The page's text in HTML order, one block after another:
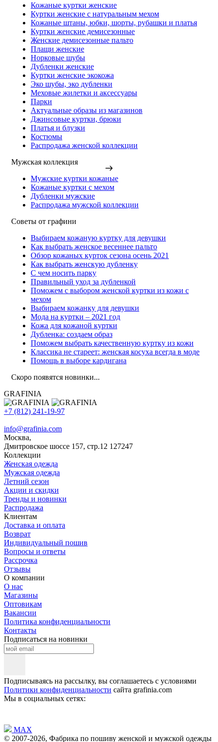
Кожаные куртки женские
Куртки женские с натуральным мехом
Кожаные штаны, юбки, шорты, рубашки и платья
Куртки женские демисезонные
Женские демисезонные пальто
Плащи женские
Норковые шубы
Дубленки женские
Куртки женские экокожа
Эко шубы, эко дубленки
Меховые жилетки и аксессуары
Парки
Актуальные образы из магазинов
Джинсовые куртки, брюки
Платья и блузки
Костюмы
Распродажа женской коллекции
Мужская коллекция
Мужские куртки кожаные
Кожаные куртки с мехом
Дубленки мужские
Распродажа мужской коллекции
Советы от графини
Выбираем кожаную куртку для девушки
Как выбрать женское весеннее пальто
Обзор кожаных курток сезона осень 2021
Как выбрать женскую дубленку
С чем носить парку
Правильный уход за дубленкой
Поможем с выбором женской куртки из кожи с
мехом
Выбираем кожанку для девушки
Мода на куртки – 2021 год
Кожа для кожаной куртки
Дубленка: создаем образ
Поможем выбрать качественную куртку из кожи
Классика не стареет: женская косуха всегда в моде
Помощь в выборе кардигана
Скоро появятся новинки...
GRAFINIA
+7 (812) 241-19-97
info@grafinia.com
Москва,
Дмитровское шоссе 157, стр.12 127247
Коллекции
Женская одежда
Мужская одежда
Летний сезон
Акции и скидки
Тренды и новинки
Распродажа
Клиентам
Доставка и оплата
Возврат
Индивидуальный пошив
Вопросы и ответы
Рассрочка
Отзывы
О компании
О нас
Магазины
Оптовикам
Вакансии
Политика конфиденциальности
Контакты
Подписаться на новинки
Подписываясь на рассылку, вы соглашаетесь с условиями
Политики конфиденциальности сайта grafinia.com
Мы в социальных сетях:
MAX
© 2007-2026, Фабрика по пошиву женской и мужской одежды